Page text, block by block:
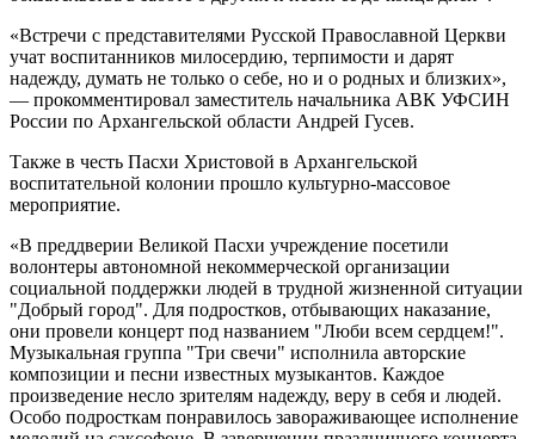
«Встречи с представителями Русской Православной Церкви
учат воспитанников милосердию, терпимости и дарят
надежду, думать не только о себе, но и о родных и близких»,
— прокомментировал заместитель начальника АВК УФСИН
России по Архангельской области Андрей Гусев.
Также в честь Пасхи Христовой в Архангельской
воспитательной колонии прошло культурно-массовое
мероприятие.
«В преддверии Великой Пасхи учреждение посетили
волонтеры автономной некоммерческой организации
социальной поддержки людей в трудной жизненной ситуации
"Добрый город". Для подростков, отбывающих наказание,
они провели концерт под названием "Люби всем сердцем!".
Музыкальная группа "Три свечи" исполнила авторские
композиции и песни известных музыкантов. Каждое
произведение несло зрителям надежду, веру в себя и людей.
Особо подросткам понравилось завораживающее исполнение